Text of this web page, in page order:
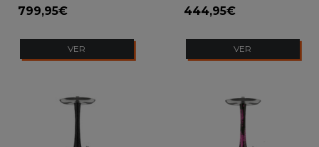
IROKO
799,95€
VER
444,95€
VER